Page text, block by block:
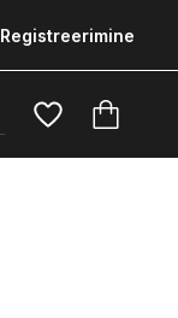
Registreerimine